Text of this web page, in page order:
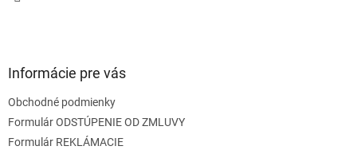
Informácie pre vás
Obchodné podmienky
Formulár ODSTÚPENIE OD ZMLUVY
Formulár REKLÁMACIE